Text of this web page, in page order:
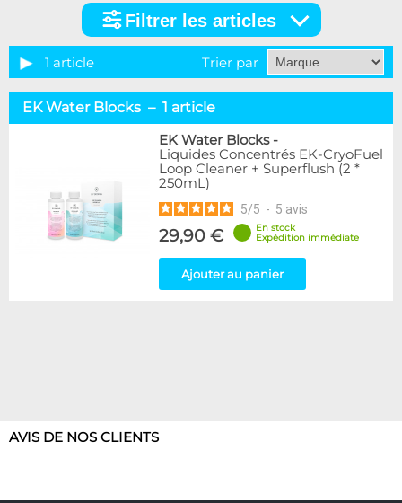
articles
Marque
Alphacool
1
1
18
XSPC
Disponibilité / Promotions
Filtrer les articles
1 article Trier par
EK Water Blocks – 1 article
EK Water Blocks-
Liquides Concentrés EK-CryoFuel
Loop Cleaner + Superflush (2 *
250mL)
5/5 - 5 avis
29,90 €
En stock
Expédition immédiate
Ajouter au panier
AVIS DE NOS CLIENTS